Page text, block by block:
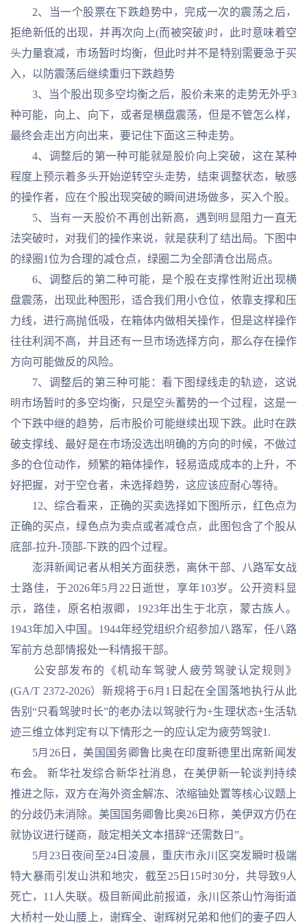
2、当一个股票在下跌趋势中，完成一次的震荡之后，
拒绝新低的出现，并再次向上(而被突破)时，此时意味着空
头力量衰减，市场暂时均衡，但此时并不是特别需要急于买
入，以防震荡后继续重归下跌趋势
3、当个股出现多空均衡之后，股价未来的走势无外乎3
种可能，向上、向下，或者是横盘震荡，但是不管怎么样，
最终会走出方向出来，要记住下面这三种走势。
4、调整后的第一种可能就是股价向上突破，这在某种
程度上预示着多头开始逆转空头走势，结束调整状态，敏感
的操作者，应在个股出现突破的瞬间进场做多，买入个股。
5、当有一天股价不再创出新高，遇到明显阻力一直无
法突破时，对我们的操作来说，就是获利了结出局。下图中
的绿圈1位为合理的减仓点，绿圈二为全部清仓出局点。
6、调整后的第二种可能，是个股在支撑性附近出现横
盘震荡，出现此种图形，适合我们用小仓位，依靠支撑和压
力线，进行高抛低吸，在箱体内做相关操作，但是这样操作
往往利润不高，并且还有一旦市场选择方向，那么存在操作
方向可能做反的风险。
7、调整后的第三种可能：看下图绿线走的轨迹，这说
明市场暂时的多空均衡，只是空头蓄势的一个过程，这是一
个下跌中继的趋势，后市股价可能继续出现下跌。此时在跌
破支撑线、最好是在市场没选出明确的方向的时候，不做过
多的仓位动作，频繁的箱体操作，轻易造成成本的上升，不
好把握，对于空仓者，未选择趋势，这应该应耐心等待。
12、综合看来，正确的买卖选择如下图所示，红色点为
正确的买点，绿色点为卖点或者减仓点，此图包含了个股从
底部-拉升-顶部-下跌的四个过程。
澎湃新闻记者从相关方面获悉，离休干部、八路军女战
士路佳，于2026年5月22日逝世，享年103岁。公开资料显
示，路佳，原名柏淑卿，1923年出生于北京，蒙古族人。
1943年加入中国。1944年经党组织介绍参加八路军，任八路
军前方总部情报处一科情报干部。
公安部发布的《机动车驾驶人疲劳驾驶认定规则》
(GA/T 2372-2026）新规将于6月1日起在全国落地执行从此
告别“只看驾驶时长”的老办法以驾驶行为+生理状态+生活轨
迹三维立体判定有以下情形之一的应认定为疲劳驾驶1.
5月26日，美国国务卿鲁比奥在印度新德里出席新闻发
布会。 新华社发综合新华社消息，在美伊新一轮谈判持续
推进之际，双方在海外资金解冻、浓缩铀处置等核心议题上
的分歧仍未消除。美国国务卿鲁比奥26日称，美伊双方仍在
就协议进行磋商，敲定相关文本措辞“还需数日”。
5月23日夜间至24日凌晨，重庆市永川区突发瞬时极端
特大暴雨引发山洪和地灾，截至25日15时30分，共导致9人
死亡，11人失联。极目新闻此前报道，永川区茶山竹海街道
大桥村一处山腰上，谢辉全、谢辉树兄弟和他们的妻子四人